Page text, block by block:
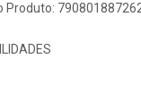
Produto: